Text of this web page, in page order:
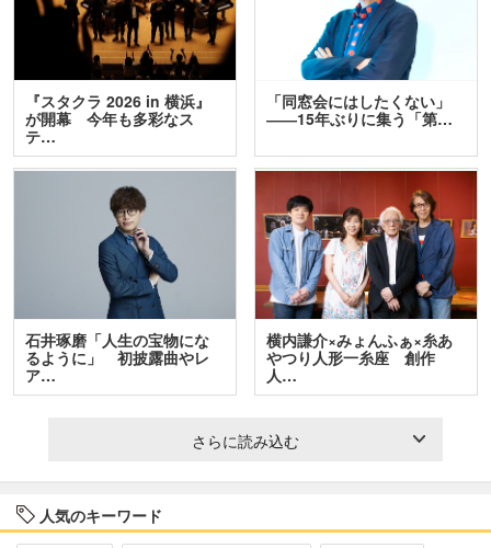
『スタクラ 2026 in 横浜』
が開幕 今年も多彩なス
テ…
「同窓会にはしたくない」
――15年ぶりに集う「第…
石井琢磨「人生の宝物にな
るように」 初披露曲やレ
ア…
横内謙介×みょんふぁ×糸あ
やつり人形一糸座 創作
人…
さらに読み込む
人気のキーワード